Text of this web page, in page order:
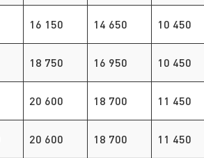
16 150 14 650 10 450
18 750 16 950 10 450
20 600 18 700 11 450
20 600 18 700 11 450